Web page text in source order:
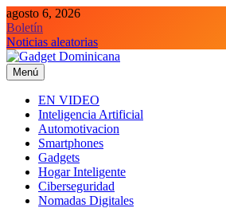
Saltar
al
contenido
agosto 6, 2026
Boletín
Noticias aleatorias
Gadget Dominicana
Gadgets y Tecnología de consumo
Menú
EN VIDEO
Inteligencia Artificial
Automotivacion
Smartphones
Gadgets
Hogar Inteligente
Ciberseguridad
Nomadas Digitales